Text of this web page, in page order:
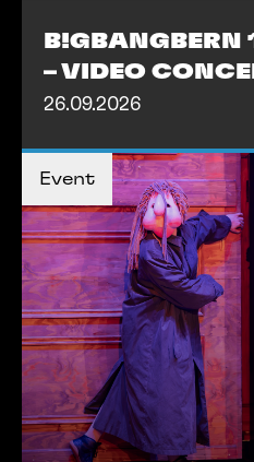
B!GBANGBERN
– VIDEO
26.09.2026
Event
TICKETS
MEHR
MEHR